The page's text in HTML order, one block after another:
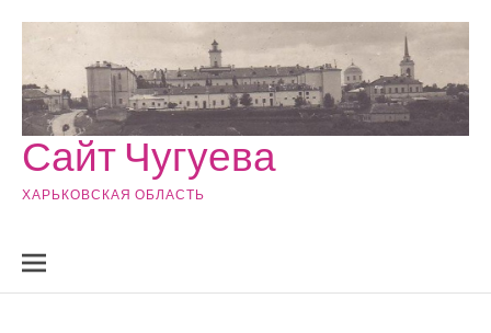
Сайт Чугуева
ХАРЬКОВСКАЯ ОБЛАСТЬ